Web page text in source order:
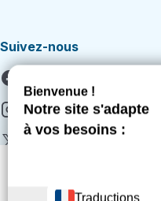
Suivez-nous
Instagram
Vous trouverez ci-
sur notre site. Cette
catégories (cookies